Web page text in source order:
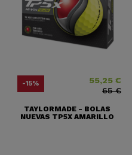
-15% Precio55,25 €
Precio base
65 €
TAYLORMADE - BOLAS
NUEVAS TP5X AMARILLO